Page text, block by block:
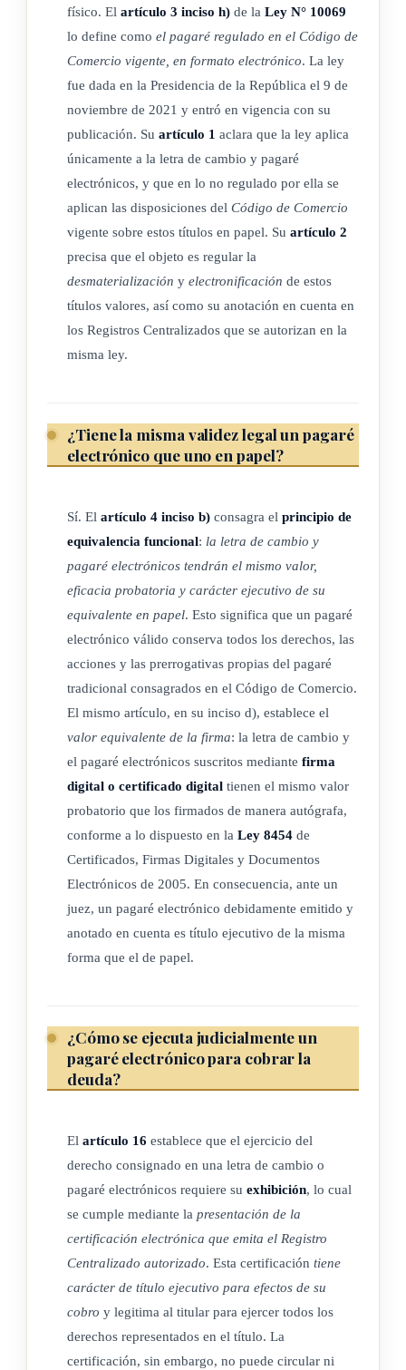
ARTÍCULO 3
Definiciones.
Para los efectos de esta ley se entenderá lo siguiente:
a) Anotación en cuenta de la letra de cambio y pagaré
electrónicos: significa cada registro contable que sobre la
letra de cambio y pagaré electrónicos realizan los
Registros Centralizados.
b) Certificado digital: según se define en la Ley 8454,Ley
de Certificados, Firmas Digitales y Documentos
Electrónicos, de 30 de agosto de 2005.
título valor electrónico mediante la anotación de cuenta,
previo cumplimiento de las formalidades establecidas por
d) Documento electrónico: significa cualquier manifestación
con carácter representativo o declarativo, expresada o
transmitida por un medio electrónico o informático.
e) Electronificación: es el proceso a través del cual los títulos
intercambio electrónico de datos.
f) Firma digital: según se define en la Ley 8454, Ley de
Certificados, Firmas Digitales y Documentos
Electrónicos, de 30 de agosto de 2005.
g) Letra de cambio electrónica: se entenderá como la letra de
cambio regulada en el Código de Comercio vigente, en
formato electrónico de conformidad con esta ley.
h) Pagaré electrónico: se entenderá como el pagaré regulado
en el Código de Comercio vigente, en formato
(Sugeval) para inscribir, mediante la anotación en cuenta,
la letra de cambio y pagaré electrónicos, lo que incluye su
desmaterialización, emisión, custodia, administración,
ARTÍCULO 4
emitidos en papel se observarán los siguientes principios para
la desmaterialización, emisión, custodia, administración,
físico. El artículo 3 inciso h) de la Ley N° 10069
lo define como el pagaré regulado en el Código de
Comercio vigente, en formato electrónico. La ley
fue dada en la Presidencia de la República el 9 de
noviembre de 2021 y entró en vigencia con su
publicación. Su artículo 1 aclara que la ley aplica
únicamente a la letra de cambio y pagaré
electrónicos, y que en lo no regulado por ella se
aplican las disposiciones del Código de Comercio
vigente sobre estos títulos en papel. Su artículo 2
precisa que el objeto es regular la
desmaterialización y electronificación de estos
títulos valores, así como su anotación en cuenta en
los Registros Centralizados que se autorizan en la
misma ley.
¿Tiene la misma validez legal un pagaré
electrónico que uno en papel?
Sí. El artículo 4 inciso b) consagra el principio de
equivalencia funcional: la letra de cambio y
pagaré electrónicos tendrán el mismo valor,
eficacia probatoria y carácter ejecutivo de su
equivalente en papel. Esto significa que un pagaré
electrónico válido conserva todos los derechos, las
acciones y las prerrogativas propias del pagaré
tradicional consagrados en el Código de Comercio.
El mismo artículo, en su inciso d), establece el
valor equivalente de la firma: la letra de cambio y
el pagaré electrónicos suscritos mediante firma
digital o certificado digital tienen el mismo valor
probatorio que los firmados de manera autógrafa,
conforme a lo dispuesto en la Ley 8454 de
Certificados, Firmas Digitales y Documentos
Electrónicos de 2005. En consecuencia, ante un
juez, un pagaré electrónico debidamente emitido y
anotado en cuenta es título ejecutivo de la misma
forma que el de papel.
¿Cómo se ejecuta judicialmente un
pagaré electrónico para cobrar la
deuda?
El artículo 16 establece que el ejercicio del
derecho consignado en una letra de cambio o
pagaré electrónicos requiere su exhibición, lo cual
se cumple mediante la presentación de la
certificación electrónica que emita el Registro
Centralizado autorizado. Esta certificación tiene
carácter de título ejecutivo para efectos de su
cobro y legitima al titular para ejercer todos los
derechos representados en el título. La
certificación, sin embargo, no puede circular ni